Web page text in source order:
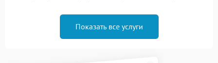
Показать все услуги